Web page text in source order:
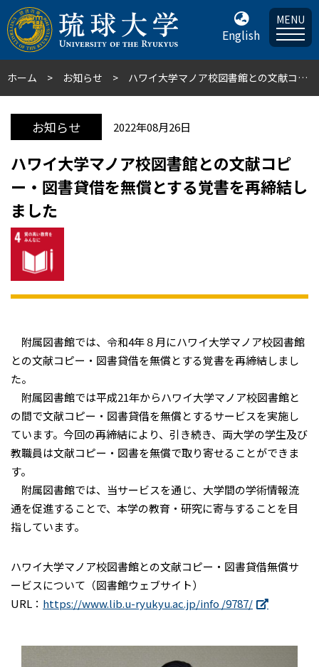
English
MENU
ホーム お知らせ ハワイ大学マノア校図書館との文献コピー・図書貸借を無償とする覚書を再締結しました
お知らせ 2022年08月26日
ハワイ大学マノア校図書館との文献コピ
ー・図書貸借を無償とする覚書を再締結し
ました
附属図書館では、令和4年８月にハワイ大学マノア校図書館
との文献コピー・図書貸借を無償とする覚書を再締結しまし
た。
附属図書館では平成21年からハワイ大学マノア校図書館と
の間で文献コピー・図書貸借を無償とするサービスを実施し
ています。今回の再締結により、引き続き、両大学の学生及び
教職員は文献コピー・図書を無償で取り寄せることができま
す。
附属図書館では、当サービスを通じ、大学間の学術情報流
通を促進することで、本学の教育・研究に寄与することを目
指しています。
ハワイ大学マノア校図書館との文献コピー・図書貸借無償サ
ービスについて（図書館ウェブサイト）
URL： https://www.lib.u-ryukyu.ac.jp/info /9787/